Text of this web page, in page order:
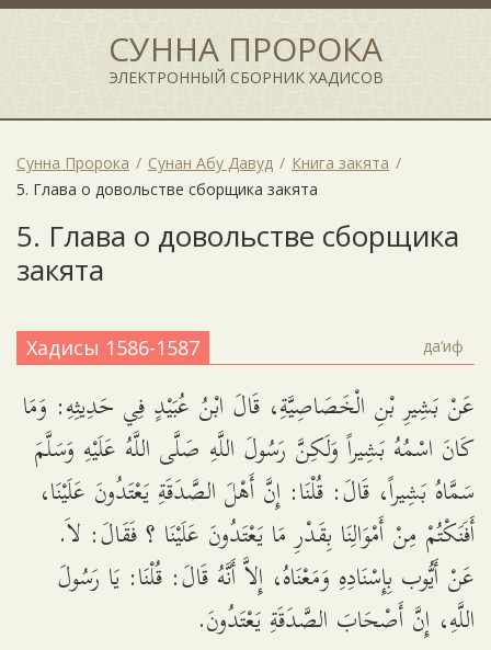
СУННА ПРОРОКА
ЭЛЕКТРОННЫЙ СБОРНИК ХАДИСОВ
Сунна Пророка Сунан Абу Давуд
Книга закята
5. Глава о довольстве сборщика закята
5. Глава о довольстве сборщика
закята
Хадисы 1586-1587 да‘иф
عَنْ بَشِيرِ بْنِ الْخَصَاصِيَّةِ، قَالَ ابْنُ عُبَيْدٍ فِي حَدِيثِهِ: وَمَا
كَانَ اسْمُهُ بَشِيراً وَلَكِنَّ رَسُولَ اللَّهِ صَلَّى اللَّهُ عَلَيْهِ وَسَلَّمَ
سَمَّاهُ بَشِيراً، قَالَ: قُلْنَا: إِنَّ أَهْلَ الصَّدَقَةِ يَعْتَدُونَ عَلَيْنَا،
أَفَنَكْتُمْ مِنْ أَمْوَالِنَا بِقَدْرِ مَا يَعْتَدُونَ عَلَيْنَا ؟ فَقَالَ: لاَ.
عَنْ أَيُّوب بِإِسْنَادِهِ وَمَعْنَاهُ، إِلاَّ أَنَّهُ قَالَ: قُلْنَا: يَا رَسُولَ
اللَّهِ، إِنَّ أَصْحَابَ الصَّدَقَةِ يَعْتَدُونَ.